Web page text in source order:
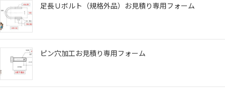
足長Ｕボルト（規格外品）お見積り専用フォーム
ピン穴加工お見積り専用フォーム